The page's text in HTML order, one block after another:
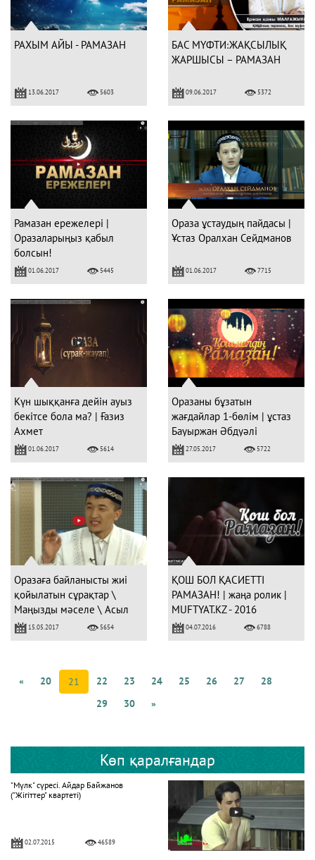
РАХЫМ АЙЫ - РАМАЗАН
13.06.2017 5603
БАС МҮФТИ׃ ЖАҚСЫЛЫҚ
ЖАРШЫСЫ – РАМАЗАН
09.06.2017 5372
Рамазан ережелері |
Оразаларыңыз қабыл
болсын!
01.06.2017 5445
Ораза ұстаудың пайдасы |
Ұстаз Оралхан Сейдманов
01.06.2017 7715
Күн шыққанға дейін ауыз
бекітсе бола ма? | Ғазиз
Ахмет
01.06.2017 5614
Оразаны бұзатын
жағдайлар 1-бөлім | ұстаз
Бауыржан Әбдуәлі
27.05.2017 5722
Оразаға байланысты жиі
қойылатын сұрақтар \
Маңызды мәселе \ Асыл
арна15.05.2017 5654
ҚОШ БОЛ ҚАСИЕТТІ
РАМАЗАН! | жаңа ролик |
MUFTYAT.KZ - 2016
04.07.2016 6788
« 20 21 22 23 24 25 26 27
28
29
30 »
Көп қаралғандар
"Мүлк" сүресі. Айдар Байжанов
("Жігіттер" квартеті)
02.07.2015 46589